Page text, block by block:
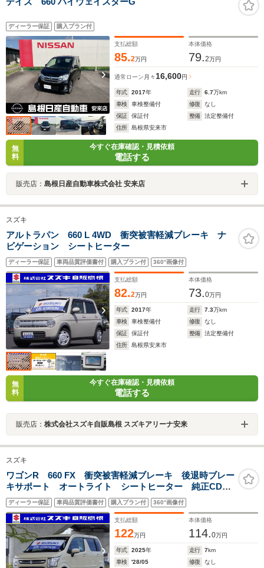
ディーラー保証 購入プラン付
支払総額
85.2万円
本体価格
79.2万円
通常ローン 月々16,600円
年式 2017年 走行 6.7万km
車検
車検整備付 修復
なし
保証
保証付 整備
法定整備付
住所
島根県安来市
無
料
今すぐ在庫確認・見積依頼
電話する
販売店： 島根日産自動車株式会社 安来店
スズキ
アルトラパン 660 L 4WD 衝突被害軽減ブレーキ ナ
ビゲーション シートヒーター
ディーラー保証 車両品質評価書付 購入プラン付 360°画像付
支払総額
82.2万円
本体価格
73.0万円
年式 2017年 走行 7.3万km
車検
車検整備付 修復
なし
保証
保証付 整備
法定整備付
住所
島根県安来市
無
料
今すぐ在庫確認・見積依頼
電話する
販売店： 株式会社スズキ自販島根 スズキアリーナ安来
スズキ
ワゴンR 660 FX 衝突被害軽減ブレーキ 後退時ブレー
キサポート オートライト シートヒーター 純正CDプ
レーヤー
ディーラー保証 車両品質評価書付 購入プラン付 360°画像付
支払総額
122万円
本体価格
114.0万円
年式 2025年 走行 7km
車検
'28/05 修復
なし